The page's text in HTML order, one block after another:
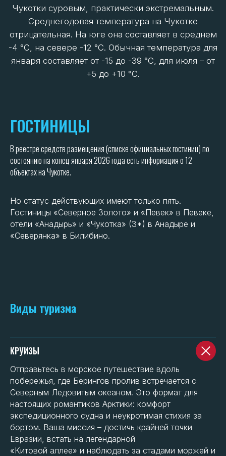
ГОСТИНИЦЫ
В реестре средств размещения (списке официальных гостиниц) по
состоянию на конец января 2026 года есть информация о 12
объектах на Чукотке.
Но статус действующих имеют только пять.
Гостиницы «Северное Золото» и «Певек» в Певеке,
отели «Анадырь» и «Чукотка» (3*) в Анадыре и
«Северянка» в Билибино.
Виды туризма
КРУИЗЫ
Отправьтесь в морское путешествие вдоль
побережья, где Берингов пролив встречается с
Северным Ледовитым океаном. Это формат для
настоящих романтиков Арктики: комфорт
экспедиционного судна и неукротимая стихия за
бортом. Ваша миссия – достичь крайней точки
Евразии, встать на легендарной
«Китовой аллее» и наблюдать за стадами моржей и